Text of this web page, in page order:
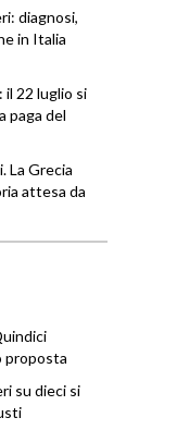
diagnosi,
in Italia
22 luglio si
paga del
La Grecia
attesa da
proposta
su dieci si